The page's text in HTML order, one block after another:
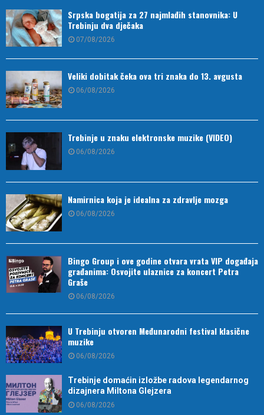
Srpska bogatija za 27 najmlađih stanovnika: U
Trebinju dva dječaka
07/08/2026
Veliki dobitak čeka ova tri znaka do 13. avgusta
06/08/2026
Trebinje u znaku elektronske muzike (VIDEO)
06/08/2026
Namirnica koja je idealna za zdravlje mozga
06/08/2026
Bingo Group i ove godine otvara vrata VIP događaja
građanima: Osvojite ulaznice za koncert Petra
Graše
06/08/2026
U Trebinju otvoren Međunarodni festival klasične
muzike
06/08/2026
Trebinje domaćin izložbe radova legendarnog
dizajnera Miltona Glejzera
06/08/2026